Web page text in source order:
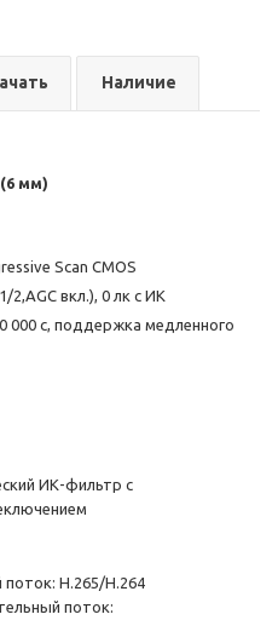
Наличие
(6 мм)
Scan CMOS
2,AGC вкл.), 0 лк с ИК
000 с, поддержка медленного
ИК-фильтр с
поток: H.265/H.264
поток: